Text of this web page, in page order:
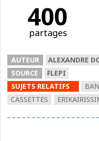
400
partages
AUTEUR
ALEXANDRE
SOURCE
FLEPI
SUJETS RELATIFS
CASSETTES